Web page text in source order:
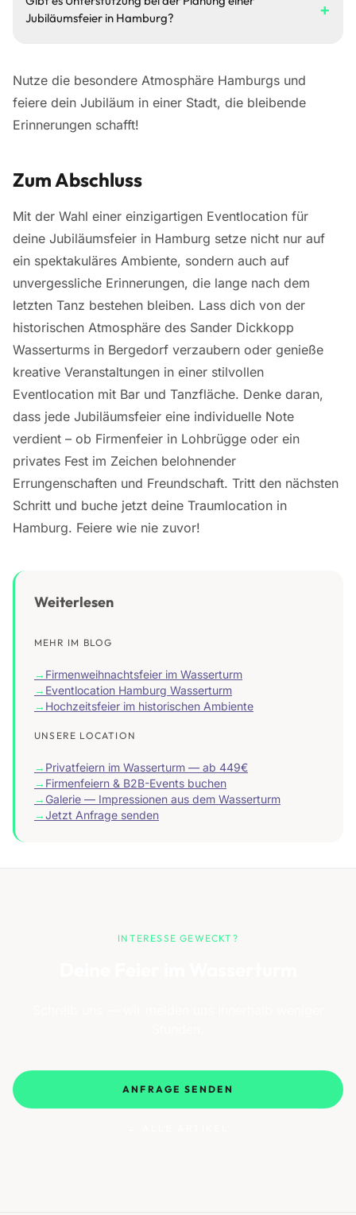
Firmenfeier in Lohbrügge oder einer intimen privaten Feier.
Denke daran, auch die Infrastruktur zu berücksichtigen,
Dekorationen machen deine Veranstaltung einzigartig.
Erlebnis zu bieten.
Jubiläumsfeier in Hamburg?
+
planen. du helfen bei der Auswahl der passenden
Location, planen das Catering und kümmern sich um die
Deko. So kannst du dich entspannt zurücklehnen und
Nutze die besondere Atmosphäre Hamburgs und
feiere dein Jubiläum in einer Stadt, die bleibende
Erinnerungen schafft!
Zum Abschluss
Mit der Wahl einer einzigartigen Eventlocation für
deine Jubiläumsfeier in Hamburg setze nicht nur auf
ein spektakuläres Ambiente, sondern auch auf
unvergessliche Erinnerungen, die lange nach dem
letzten Tanz bestehen bleiben. Lass dich von der
historischen Atmosphäre des Sander Dickkopp
Wasserturms in Bergedorf verzaubern oder genieße
kreative Veranstaltungen in einer stilvollen
Eventlocation mit Bar und Tanzfläche. Denke daran,
dass jede Jubiläumsfeier eine individuelle Note
verdient – ob Firmenfeier in Lohbrügge oder ein
privates Fest im Zeichen belohnender
Errungenschaften und Freundschaft. Tritt den nächsten
Schritt und buche jetzt deine Traumlocation in
Hamburg. Feiere wie nie zuvor!
Weiterlesen
MEHR IM BLOG
→ Firmenweihnachtsfeier im Wasserturm
→ Eventlocation Hamburg Wasserturm
→ Hochzeitsfeier im historischen Ambiente
UNSERE LOCATION
→ Privatfeiern im Wasserturm — ab 449€
→ Firmenfeiern & B2B-Events buchen
→ Galerie — Impressionen aus dem Wasserturm
→Jetzt Anfrage senden
INTERESSE GEWECKT?
ANFRAGE SENDEN